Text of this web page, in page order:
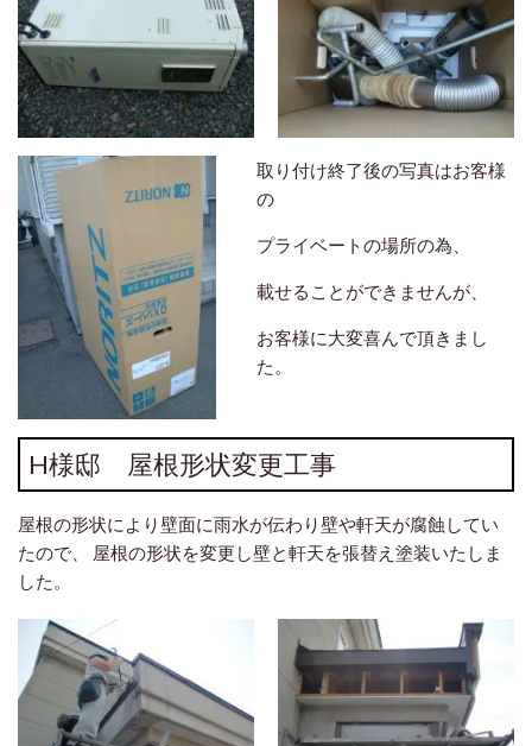
取り付け終了後の写真はお客様
の
プライベートの場所の為、
載せることができませんが、
お客様に大変喜んで頂きまし
た。
H様邸 屋根形状変更工事
屋根の形状により壁面に雨水が伝わり壁や軒天が腐蝕してい
たので、 屋根の形状を変更し壁と軒天を張替え塗装いたしま
した。